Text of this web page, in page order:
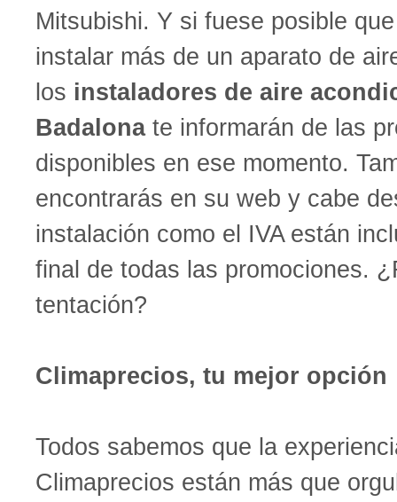
Mitsubishi. Y si fuese posible
instalar más de un aparato de
los instaladores de aire
Badalonate informarán de las
disponibles en ese momento.
encontrarás en su web y cabe
instalación como el IVA están
final de todas las promociones.
tentación?
Climaprecios, tu mejor opción
Todos sabemos que la
Climaprecios están más que